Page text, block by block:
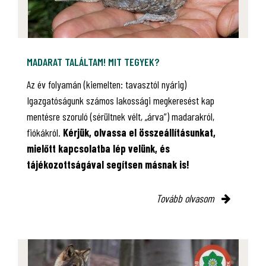
MADARAT TALÁLTAM! MIT TEGYEK?
Az év folyamán (kiemelten: tavasztól nyárig)
Igazgatóságunk számos lakossági megkeresést kap
mentésre szoruló (sérültnek vélt, „árva”) madarakról,
fiókákról. Kérjük, olvassa el összeállításunkat,
mielőtt kapcsolatba lép velünk, és
tájékozottságával segítsen másnak is!
Tovább olvasom